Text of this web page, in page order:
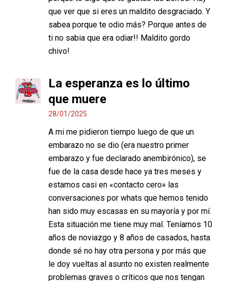
que ver que si eres un maldito desgraciado. Y
sabea porque te odio más? Porque antes de
ti no sabia que era odiar!! Maldito gordo
chivo!
La esperanza es lo último
que muere
28/01/2025
A mi me pidieron tiempo luego de que un
embarazo no se dio (era nuestro primer
embarazo y fue declarado anembirónico), se
fue de la casa desde hace ya tres meses y
estamos casi en «contacto cero» las
conversaciones por whats que hemos tenido
han sido muy escasas en su mayoría y por mí.
Esta situación me tiene muy mal. Teníamos 10
años de noviazgo y 8 años de casados, hasta
donde sé no hay otra persona y por más que
le doy vueltas al asunto no existen realmente
problemas graves o críticos que nos tengan